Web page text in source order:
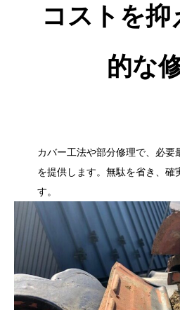
コストを抑
的な
カバー工法や部分修理で、必要
を提供します。無駄を省き、確
す。